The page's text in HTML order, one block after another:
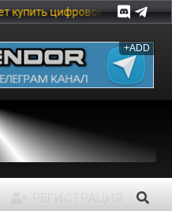
в частности: скрипты,
+ADD
РЕГИСТРАЦИЯ